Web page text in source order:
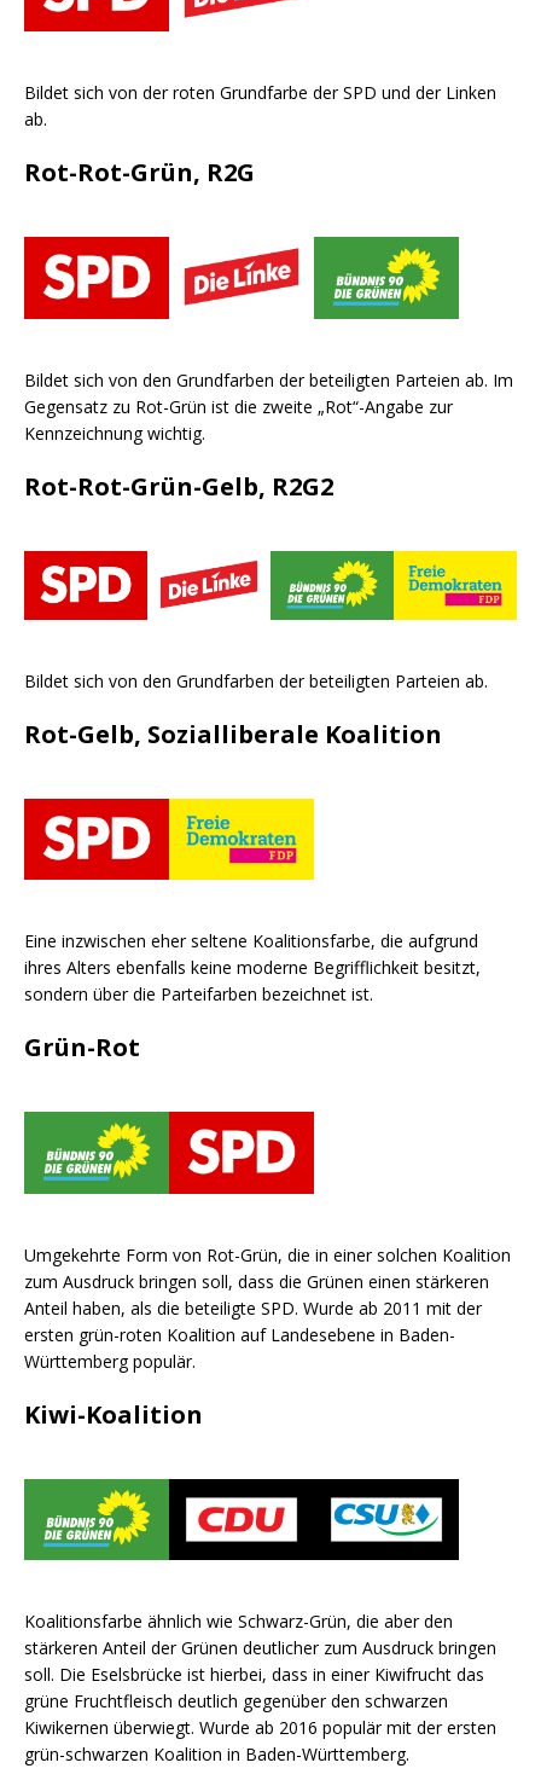
Bildet sich von der roten Grundfarbe der SPD und der Linken
ab.
Rot-Rot-Grün, R2G
Bildet sich von den Grundfarben der beteiligten Parteien ab. Im
Gegensatz zu Rot-Grün ist die zweite „Rot“-Angabe zur
Kennzeichnung wichtig.
Rot-Rot-Grün-Gelb, R2G2
Bildet sich von den Grundfarben der beteiligten Parteien ab.
Rot-Gelb, Sozialliberale Koalition
Eine inzwischen eher seltene Koalitionsfarbe, die aufgrund
ihres Alters ebenfalls keine moderne Begrifflichkeit besitzt,
sondern über die Parteifarben bezeichnet ist.
Grün-Rot
Umgekehrte Form von Rot-Grün, die in einer solchen Koalition
zum Ausdruck bringen soll, dass die Grünen einen stärkeren
Anteil haben, als die beteiligte SPD. Wurde ab 2011 mit der
ersten grün-roten Koalition auf Landesebene in Baden-
Württemberg populär.
Kiwi-Koalition
Koalitionsfarbe ähnlich wie Schwarz-Grün, die aber den
stärkeren Anteil der Grünen deutlicher zum Ausdruck bringen
soll. Die Eselsbrücke ist hierbei, dass in einer Kiwifrucht das
grüne Fruchtfleisch deutlich gegenüber den schwarzen
Kiwikernen überwiegt. Wurde ab 2016 populär mit der ersten
grün-schwarzen Koalition in Baden-Württemberg.